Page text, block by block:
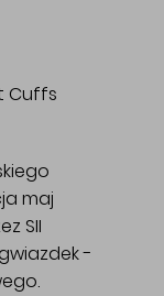
Cuffs
maj
SII
-